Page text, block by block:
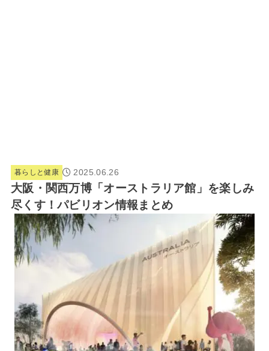
暮らしと健康 2025.06.26
大阪・関西万博「オーストラリア館」を楽しみ
尽くす！パビリオン情報まとめ